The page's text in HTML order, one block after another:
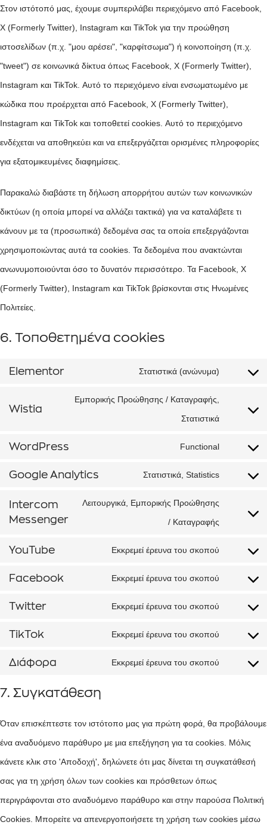
Στον ιστότοπό μας, έχουμε συμπεριλάβει περιεχόμενο από Facebook,
X (Formerly Twitter), Instagram και TikTok για την προώθηση
ιστοσελίδων (π.χ. "μου αρέσει", "καρφίτσωμα") ή κοινοποίηση (π.χ.
"tweet") σε κοινωνικά δίκτυα όπως Facebook, X (Formerly Twitter),
Instagram και TikTok. Αυτό το περιεχόμενο είναι ενσωματωμένο με
κώδικα που προέρχεται από Facebook, X (Formerly Twitter),
Instagram και TikTok και τοποθετεί cookies. Αυτό το περιεχόμενο
ενδέχεται να αποθηκεύει και να επεξεργάζεται ορισμένες πληροφορίες
για εξατομικευμένες διαφημίσεις.
Παρακαλώ διαβάστε τη δήλωση απορρήτου αυτών των κοινωνικών
δικτύων (η οποία μπορεί να αλλάζει τακτικά) για να καταλάβετε τι
κάνουν με τα (προσωπικά) δεδομένα σας τα οποία επεξεργάζονται
χρησιμοποιώντας αυτά τα cookies. Τα δεδομένα που ανακτώνται
ανωνυμοποιούνται όσο το δυνατόν περισσότερο. Τα Facebook, X
(Formerly Twitter), Instagram και TikTok βρίσκονται στις Ηνωμένες
Πολιτείες.
6. Τοποθετημένα cookies
Elementor Στατιστικά (ανώνυμα)
Wistia
Εμπορικής Προώθησης / Καταγραφής,
Στατιστικά
WordPress Functional
Google Analytics Στατιστικά, Statistics
Intercom
Messenger
Λειτουργικά, Εμπορικής Προώθησης
/ Καταγραφής
YouTube Εκκρεμεί έρευνα του σκοπού
Facebook Εκκρεμεί έρευνα του σκοπού
Twitter Εκκρεμεί έρευνα του σκοπού
TikTok Εκκρεμεί έρευνα του σκοπού
Διάφορα Εκκρεμεί έρευνα του σκοπού
7. Συγκατάθεση
Όταν επισκέπτεστε τον ιστότοπο μας για πρώτη φορά, θα προβάλουμε
ένα αναδυόμενο παράθυρο με μια επεξήγηση για τα cookies. Μόλις
κάνετε κλικ στο 'Αποδοχή', δηλώνετε ότι μας δίνεται τη συγκατάθεσή
σας για τη χρήση όλων των cookies και πρόσθετων όπως
περιγράφονται στο αναδυόμενο παράθυρο και στην παρούσα Πολιτική
Cookies. Μπορείτε να απενεργοποιήσετε τη χρήση των cookies μέσω